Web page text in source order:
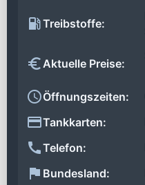
Treibstoffe:
Aktuelle Preise:
Öffnungszeiten:
Tankkarten:
Telefon:
Bundesland: